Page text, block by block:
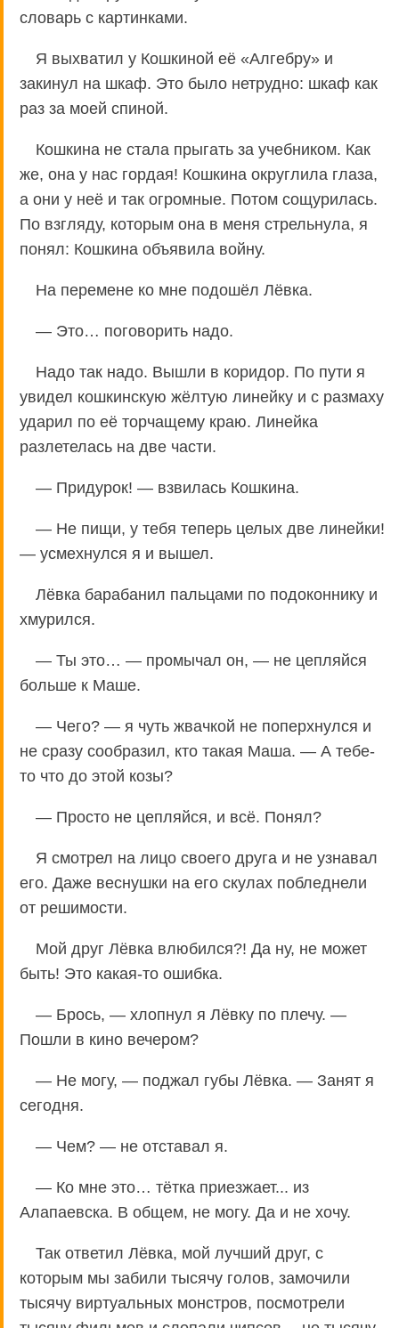
словарь с картинками.
Я выхватил у Кошкиной её «Алгебру» и
закинул на шкаф. Это было нетрудно: шкаф как
раз за моей спиной.
Кошкина не стала прыгать за учебником. Как
же, она у нас гордая! Кошкина округлила глаза,
а они у неё и так огромные. Потом сощурилась.
По взгляду, которым она в меня стрельнула, я
понял: Кошкина объявила войну.
На перемене ко мне подошёл Лёвка.
— Это… поговорить надо.
Надо так надо. Вышли в коридор. По пути я
увидел кошкинскую жёлтую линейку и с размаху
ударил по её торчащему краю. Линейка
разлетелась на две части.
— Придурок! — взвилась Кошкина.
— Не пищи, у тебя теперь целых две линейки!
— усмехнулся я и вышел.
Лёвка барабанил пальцами по подоконнику и
хмурился.
— Ты это… — промычал он, — не цепляйся
больше к Маше.
— Чего? — я чуть жвачкой не поперхнулся и
не сразу сообразил, кто такая Маша. — А тебе-
то что до этой козы?
— Просто не цепляйся, и всё. Понял?
Я смотрел на лицо своего друга и не узнавал
его. Даже веснушки на его скулах побледнели
от решимости.
Мой друг Лёвка влюбился?! Да ну, не может
быть! Это какая-то ошибка.
— Брось, — хлопнул я Лёвку по плечу. —
Пошли в кино вечером?
— Не могу, — поджал губы Лёвка. — Занят я
сегодня.
— Чем? — не отставал я.
— Ко мне это… тётка приезжает... из
Алапаевска. В общем, не могу. Да и не хочу.
Так ответил Лёвка, мой лучший друг, с
которым мы забили тысячу голов, замочили
тысячу виртуальных монстров, посмотрели